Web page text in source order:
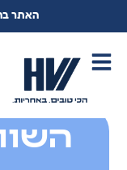
האתר